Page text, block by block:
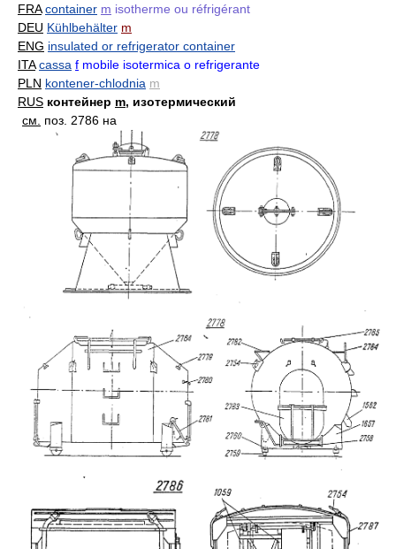
FRA container m isotherme ou réfrigérant
DEU Kühlbehälter m
ENG insulated or refrigerator container
ITA cassa f mobile isotermica o refrigerante
PLN kontener-chlodnia m
RUS контейнер m, изотермический
см.
поз. 2786 на